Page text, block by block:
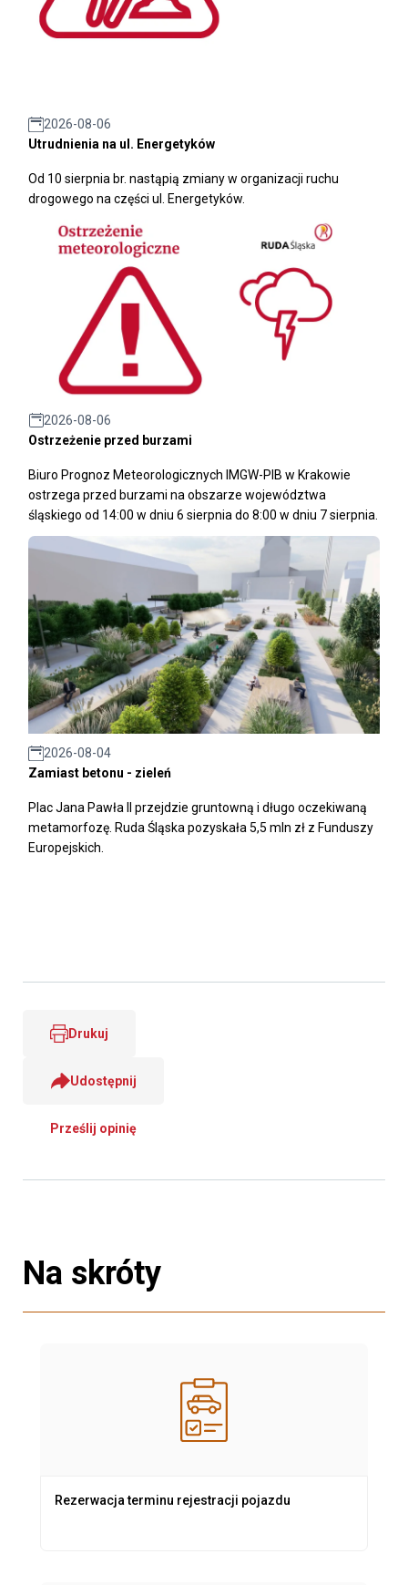
2026-08-06
Utrudnienia na ul. Energetyków
Od 10 sierpnia br. nastąpią zmiany w organizacji ruchu
drogowego na części ul. Energetyków.
2026-08-06
Ostrzeżenie przed burzami
Biuro Prognoz Meteorologicznych IMGW-PIB w Krakowie
ostrzega przed burzami na obszarze województwa
śląskiego od 14:00 w dniu 6 sierpnia do 8:00 w dniu 7 sierpnia.
2026-08-04
Zamiast betonu - zieleń
Plac Jana Pawła II przejdzie gruntowną i długo oczekiwaną
metamorfozę. Ruda Śląska pozyskała 5,5 mln zł z Funduszy
Europejskich.
Drukuj
Udostępnij
Prześlij opinię
Na skróty
Rezerwacja terminu rejestracji pojazdu